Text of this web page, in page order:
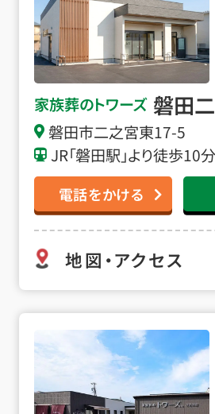
家族葬のトワーズ 磐田
磐田市二之宮東17-5
JR「磐田駅」より徒歩10分
電話をかける
地図・アクセス